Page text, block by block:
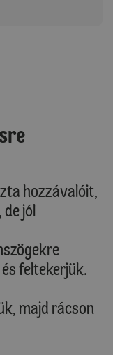
hozzávalóit,
jól
feltekerjük.
majd rácson